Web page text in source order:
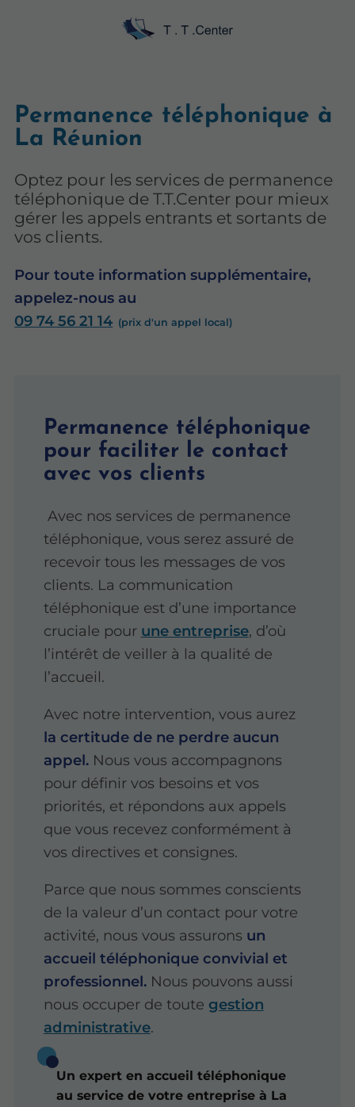
Permanence téléphonique à
La Réunion
Optez pour les services de permanence
téléphonique de T.T.Center pour mieux
gérer les appels entrants et sortants de
vos clients.
Pour toute information supplémentaire,
appelez-nous au
09 74 56 21 14
Permanence téléphonique
pour faciliter le contact
avec vos clients
Avec nos services de permanence
téléphonique, vous serez assuré de
recevoir tous les messages de vos
clients. La communication
téléphonique est d’une importance
cruciale pour une entreprise, d’où
l’intérêt de veiller à la qualité de
l’accueil.
Avec notre intervention, vous aurez
la certitude de ne perdre aucun
appel.Nous vous accompagnons
pour définir vos besoins et vos
priorités, et répondons aux appels
que vous recevez conformément à
vos directives et consignes.
Parce que nous sommes conscients
de la valeur d’un contact pour votre
activité, nous vous assurons un
accueil téléphonique convivial et
professionnel. Nous pouvons aussi
nous occuper de toute gestion
administrative.
Un expert en accueil téléphonique
au service de votre entreprise à La